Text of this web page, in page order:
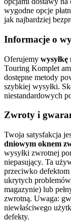
wygodne opcje
jak najbardziej
Informacje o
Oferujemy wysyłkę
Touring Komplet
dostępne metody
szybkiej wysyłki.
niestandardowych
Zwroty i
Twoja satysfakcja
dniowym oknem
wysyłki zwrotnej
niepasujący. Ta
przeciwko
ukrytych
magazynie) lub
zwrotną. Uwaga:
niewłaściwego
defekty.